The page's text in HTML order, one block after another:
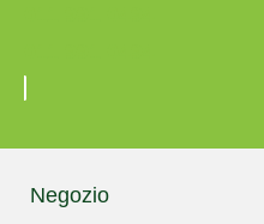
Negozio